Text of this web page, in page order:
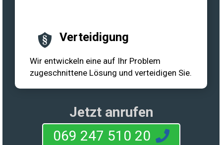
Verteidigung
Wir entwickeln eine auf Ihr Problem
zugeschnittene Lösung und verteidigen Sie.
Jetzt anrufen
069 247 510 20